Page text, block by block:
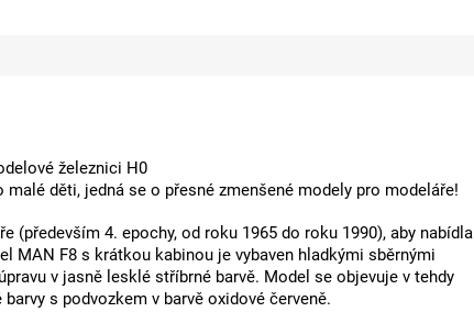
železnici H0
malé děti, jedná se o přesné zmenšené modely pro modeláře!
(především 4. epochy, od roku 1965 do roku 1990), aby nabídla
MAN F8 s krátkou kabinou je vybaven hladkými sběrnými
v jasně lesklé stříbrné barvě. Model se objevuje v tehdy
s podvozkem v barvě oxidové červeně.